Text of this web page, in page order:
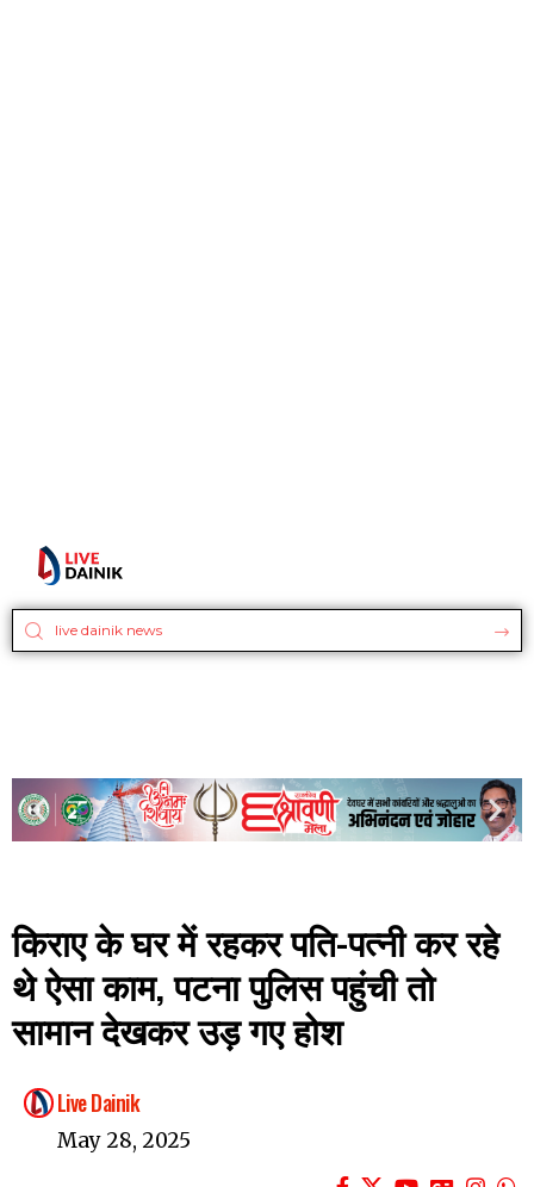
किराए के घर में रहकर पति-पत्नी कर रहे
थे ऐसा काम, पटना पुलिस पहुंची तो
सामान देखकर उड़ गए होश
Live Dainik
May 28, 2025